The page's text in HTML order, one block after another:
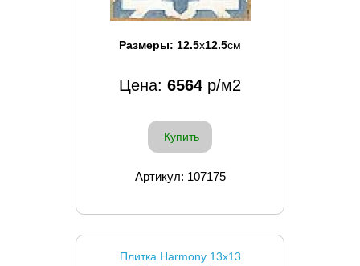
Размеры: 12.5x12.5см
Цена: 6564 р/м2
Купить
Артикул: 107175
Плитка Harmony 13x13